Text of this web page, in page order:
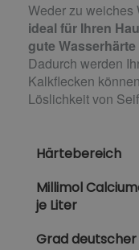
Weder zu weiches
ideal für Ihren
gute Wasserhärte
Dadurch werden
Kalkflecken
Löslichkeit von
Härtebereich
Millimol
je Liter
Grad